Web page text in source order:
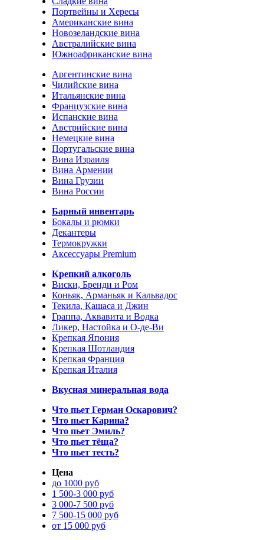
Портвейны и Хересы
Американские вина
Новозеландские вина
Австралийские вина
Южноафриканские вина
Аргентинские вина
Чилийские вина
Итальянские вина
Французские вина
Испанские вина
Австрийские вина
Немецкие вина
Португальские вина
Вина Израиля
Вина Армении
Вина Грузии
Вина России
Барный инвентарь
Бокалы и рюмки
Декантеры
Термокружки
Аксессуары Premium
Крепкий алкоголь
Виски, Бренди и Ром
Коньяк, Арманьяк и Кальвадос
Текила, Кашаса и Джин
Граппа, Аквавита и Водка
Ликер, Настойка и О-де-Ви
Крепкая Япония
Крепкая Шотландия
Крепкая Франция
Крепкая Италия
Вкусная минеральная вода
Что пьет Герман Оскарович?
Что пьет Карина?
Что пьет Эмиль?
Что пьет тёща?
Что пьет тесть?
Цена
до 1000 руб
1 500-3 000 руб
3 000-7 500 руб
7 500-15 000 руб
от 15 000 руб